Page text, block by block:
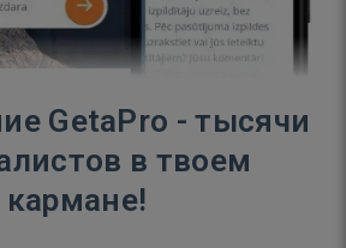
GetaPro - тысячи
в твоем
кармане!